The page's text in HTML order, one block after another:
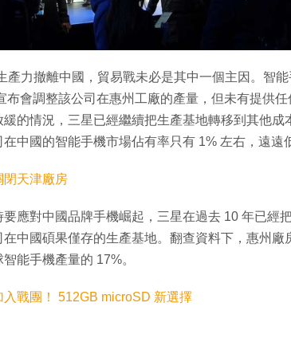
產力撤離中國，貿易戰未必是其中一個主因。智
布會調整該公司在惠州工廠的產量，但未有提供
的情況，三星已經繼續把生產基地轉移到其他成
中國的智能手機市場佔有率只有 1% 左右，遠遠
閉天津廠房
應對中國品牌手機崛起，三星在過去 10 年已經
中國碩果僅存的生產基地。翻查資料下，惠州廠
能手機產量的 17%。
入戰團！ 512GB microSD 新選擇